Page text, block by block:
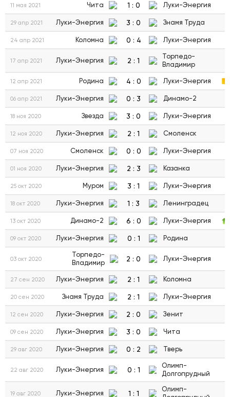
11 мая 2021 Чита 1 : 0 Луки-Энергия
29 апр 2021 Луки-Энергия 3 : 0 Знамя Труда
24 апр 2021 Коломна 0 : 4 Луки-Энергия
17 апр 2021 Луки-Энергия 2 : 1
Торпедо-
Владимир
12 апр 2021 Родина 4 : 0 Луки-Энергия
06 апр 2021 Луки-Энергия 0 : 3 Динамо-2
18 ноя 2020 Звезда 3 : 0 Луки-Энергия
12 ноя 2020 Луки-Энергия 2 : 1 Смоленск
07 ноя 2020 Смоленск 0 : 0 Луки-Энергия
01 ноя 2020 Луки-Энергия 2 : 3 Казанка
25 окт 2020 Муром 3 : 1 Луки-Энергия
18 окт 2020 Луки-Энергия 1 : 3 Ленинградец
13 окт 2020 Динамо-2 6 : 0 Луки-Энергия
09 окт 2020 Луки-Энергия 0 : 1 Родина
03 окт 2020
Торпедо-
Владимир
2 : 0 Луки-Энергия
27 сен 2020 Луки-Энергия 2 : 1 Коломна
20 сен 2020 Знамя Труда 2 : 1 Луки-Энергия
12 сен 2020 Луки-Энергия 2 : 0 Зенит
09 сен 2020 Луки-Энергия 3 : 0 Чита
29 авг 2020 Луки-Энергия 0 : 2 Тверь
22 авг 2020 Луки-Энергия 0 : 1
Олимп-
Долгопрудный
19 авг 2020 Луки-Энергия 1 : 1
Олимп-